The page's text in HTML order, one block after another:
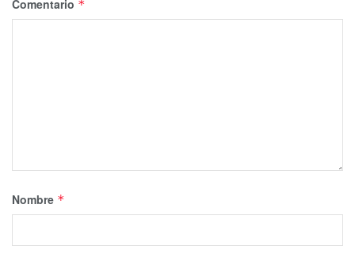
Comentario *
Nombre *